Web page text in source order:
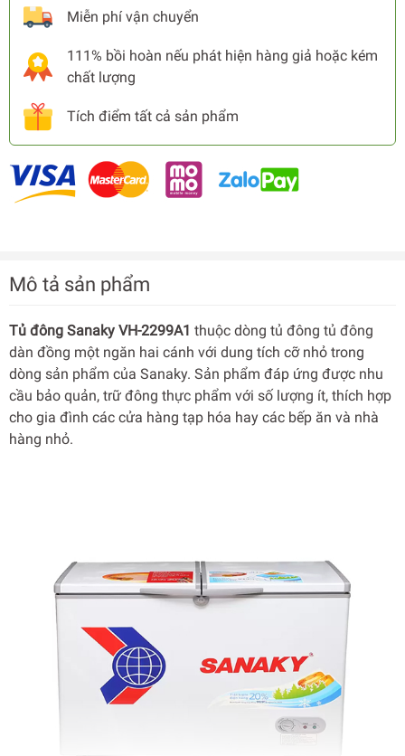
Miễn phí vận chuyển
111% bồi hoàn nếu phát hiện hàng giả hoặc kém
chất lượng
Tích điểm tất cả sản phẩm
Mô tả sản phẩm
Tủ đông Sanaky VH-2299A1 thuộc dòng tủ đông tủ đông
dàn đồng một ngăn hai cánh với dung tích cỡ nhỏ trong
dòng sản phẩm của Sanaky. Sản phẩm đáp ứng được nhu
cầu bảo quản, trữ đông thực phẩm với số lượng ít, thích hợp
cho gia đình các cửa hàng tạp hóa hay các bếp ăn và nhà
hàng nhỏ.